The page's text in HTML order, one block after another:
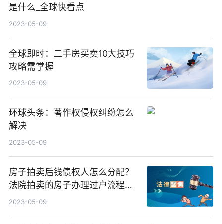
是什么_全球快看点
2023-05-09
全球即时：二手房买卖10大技巧
攻略需掌握
2023-05-09
环球头条：著作权侵权纠纷怎么
解决
2023-05-09
房子拍卖后钱债权人怎么分配？
法院拍卖的房子办理过户流程是
什么？
2023-05-09